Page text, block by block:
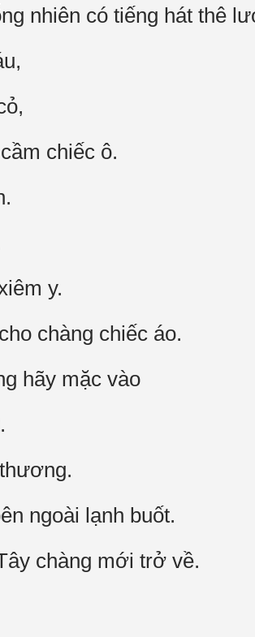
nhiên có tiếng hát thê
chiếc ô.
y.
chàng chiếc áo.
hãy mặc vào
ngoài lạnh buốt.
chàng mới trở về.